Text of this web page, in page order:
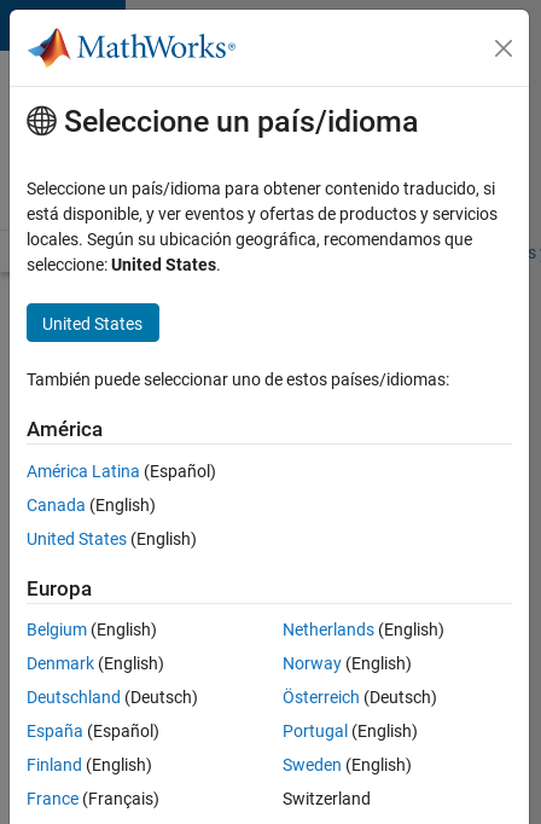
Saltar al contenido
Ofertas
de
empleo
MathWorks
Visión general Búsqueda de empleo Oficinas locales
Enviar
solicitud
Application
Engineer
Inicie
sesión
en
cuenta
de
empleo
Contraseña
Seleccione un país/idioma
Seleccione un país/idioma para obtener contenido traducido, si
está disponible, y ver eventos y ofertas de productos y servicios
locales. Según su ubicación geográfica, recomendamos que
seleccione:United States.
United States
También puede seleccionar uno de estos países/idiomas:
América
América Latina (Español)
Canada (English)
United States (English)
Europa
Belgium (English)
Denmark (English)
Deutschland (Deutsch)
España (Español)
Finland (English)
France (Français)
Netherlands(English)
Norway(English)
Österreich (Deutsch)
Portugal (English)
Sweden (English)
Switzerland